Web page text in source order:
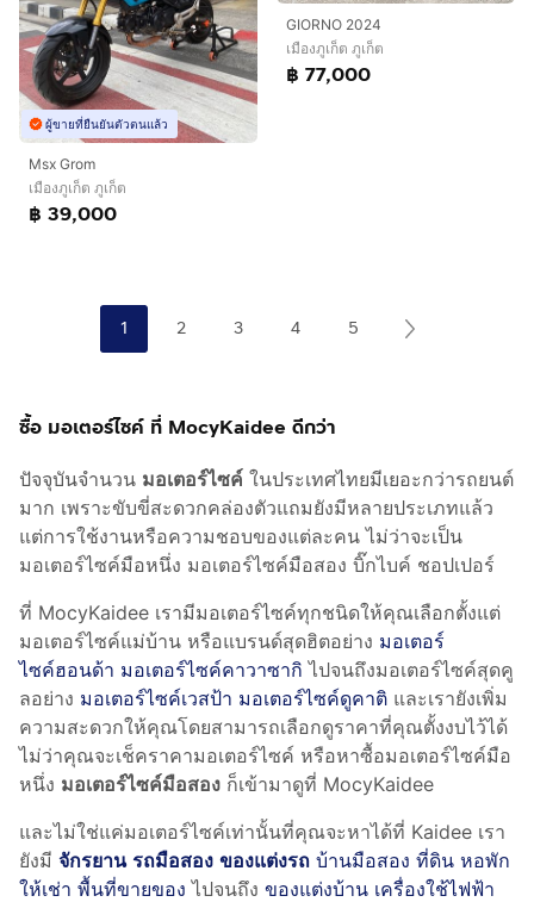
ผู้ขายที่ยืนยันตัวตนแล้ว
Msx Grom
เมืองภูเก็ต ภูเก็ต
฿ 39,000
GIORNO 2024
เมืองภูเก็ต ภูเก็ต
฿ 77,000
1 2 3 4 5
ซื้อ มอเตอร์ไซค์ ที่ MocyKaidee ดีกว่า
ปัจจุบันจำนวน มอเตอร์ไซค์ ในประเทศไทยมีเยอะกว่ารถยนต์
มาก เพราะขับขี่สะดวกคล่องตัวแถมยังมีหลายประเภทแล้ว
แต่การใช้งานหรือความชอบของแต่ละคน ไม่ว่าจะเป็น
มอเตอร์ไซค์มือหนึ่ง มอเตอร์ไซค์มือสอง บิ๊กไบค์ ชอปเปอร์
ที่ MocyKaidee เรามีมอเตอร์ไซค์ทุกชนิดให้คุณเลือกตั้งแต่
มอเตอร์ไซค์แม่บ้าน หรือแบรนด์สุดฮิตอย่าง มอเตอร์
ไซค์ฮอนด้า มอเตอร์ไซค์คาวาซากิ ไปจนถึงมอเตอร์ไซค์สุดคู
ลอย่าง มอเตอร์ไซค์เวสป้า มอเตอร์ไซค์ดูคาติ และเรายังเพิ่ม
ความสะดวกให้คุณโดยสามารถเลือกดูราคาที่คุณตั้งงบไว้ได้
ไม่ว่าคุณจะเช็คราคามอเตอร์ไซค์ หรือหาซื้อมอเตอร์ไซค์มือ
หนึ่ง มอเตอร์ไซค์มือสอง ก็เข้ามาดูที่ MocyKaidee
และไม่ใช่แค่มอเตอร์ไซค์เท่านั้นที่คุณจะหาได้ที่ Kaidee เรา
ยังมี จักรยาน รถมือสอง ของแต่งรถ บ้านมือสอง ที่ดิน หอพัก
ให้เช่า พื้นที่ขายของ ไปจนถึง ของแต่งบ้าน เครื่องใช้ไฟฟ้า